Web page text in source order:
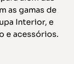
as gamas de
Interior, e
e acessórios.